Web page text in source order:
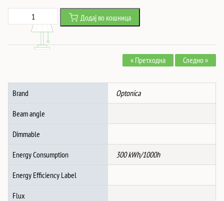
was:
3,994 ден.
price
3,495 ден.
НАПОЈУВАЊЕ
ЗА
300W
количина
Додај во кошница
« Претходна Следно »
Brand Optonica
Beam angle
Dimmable
Energy Consumption 300 kWh/1000h
Energy Efficiency Label
Flux